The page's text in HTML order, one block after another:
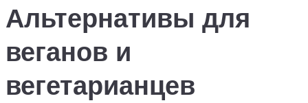
Альтернативы для
веганов и
вегетарианцев